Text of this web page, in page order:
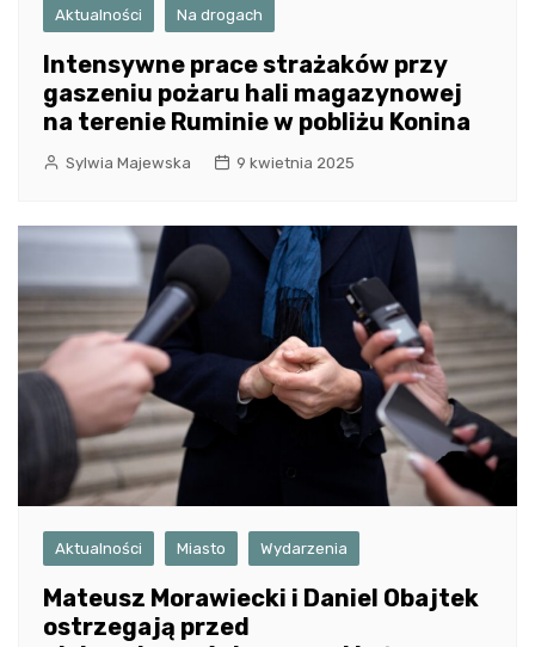
Aktualności Na drogach
Intensywne prace strażaków przy
gaszeniu pożaru hali magazynowej
na terenie Ruminie w pobliżu Konina
Sylwia Majewska 9 kwietnia 2025
Aktualności Miasto Wydarzenia
Mateusz Morawiecki i Daniel Obajtek
ostrzegają przed